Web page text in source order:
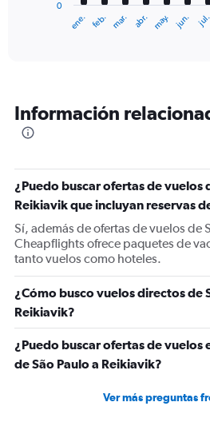
categories.
The
Y
axis
displaying
values.
Range:
0
1800.
ene. feb. mar. abr. may. jun. jul.
0
Información
¿Puedo buscar ofertas de vuelos
Reikiavik que incluyan reservas
Sí, además de ofertas de vuelos de
Cheapflights ofrece paquetes de
tanto vuelos como hoteles.
¿Cómo busco vuelos directos de
Reikiavik?
¿Puedo buscar ofertas de vuelos
de São Paulo a Reikiavik?
Ver más preguntas